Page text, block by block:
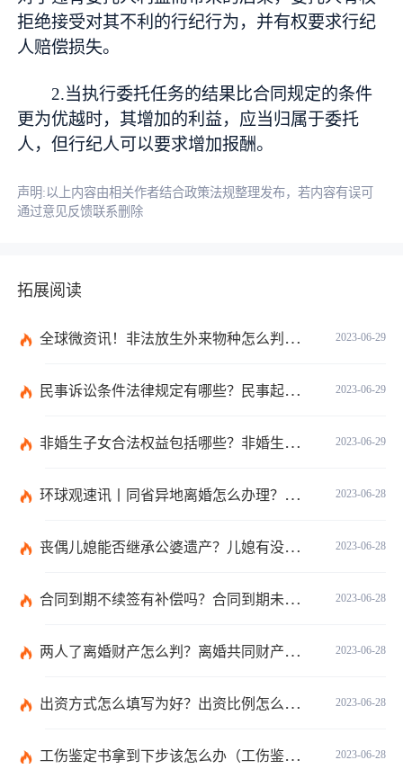
拒绝接受对其不利的行纪行为，并有权要求行纪
人赔偿损失。
2.当执行委托任务的结果比合同规定的条件
更为优越时，其增加的利益，应当归属于委托
人，但行纪人可以要求增加报酬。
声明:以上内容由相关作者结合政策法规整理发布，若内容有误可
通过意见反馈联系删除
拓展阅读
2023-06-29
全球微资讯！非法放生外来物种怎么判？放生归哪个部门管？
2023-06-29
民事诉讼条件法律规定有哪些？民事起诉的流程的是怎样的？
2023-06-29
非婚生子女合法权益包括哪些？非婚生子女继承财产的条件是什么？ 全球热点评
2023-06-28
环球观速讯丨同省异地离婚怎么办理？夫妻异地离婚须准备哪些资料？
2023-06-28
丧偶儿媳能否继承公婆遗产？儿媳有没有赡养老人的义务？
2023-06-28
合同到期不续签有补偿吗？合同到期未提前30天通知怎么赔偿？ 当前速看
2023-06-28
两人了离婚财产怎么判？离婚共同财产有哪些？_焦点快报
2023-06-28
出资方式怎么填写为好？出资比例怎么填写？
2023-06-28
工伤鉴定书拿到下步该怎么办（工伤鉴定后要是对伤残等级结论不服怎么办）